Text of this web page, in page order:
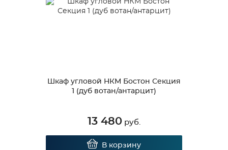
Шкаф угловой НКМ Бостон Секция
1 (дуб вотан/антарцит)
13 480 руб.
В корзину